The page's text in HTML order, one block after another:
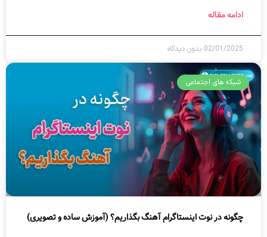
ادامه مقاله
02/01/2025 بدون دیدگاه
شبکه های اجتماعی
چگونه در نوت اینستاگرام آهنگ بگذاریم؟ (آموزش ساده و تصویری)